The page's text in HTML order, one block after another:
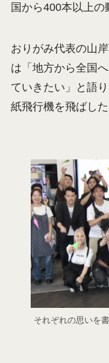
国から400本以上の
おりがみ代表の山
は「地方から全国
ていきたい」と語
紙飛行機を飛ばした
それぞれの思いを